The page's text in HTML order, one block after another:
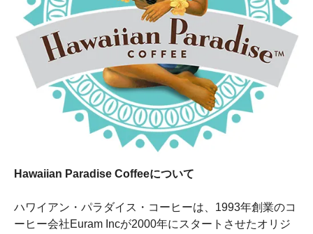
Hawaiian Paradise Coffeeについて
ハワイアン・パラダイス・コーヒーは、1993年創業のコ
ーヒー会社Euram Incが2000年にスタートさせたオリジ